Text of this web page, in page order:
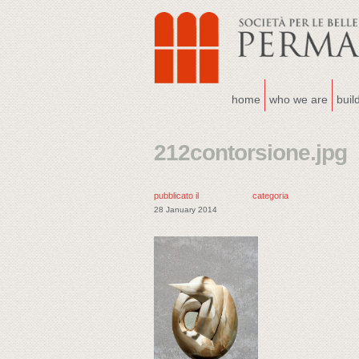
home who we are
212contorsione.jpg
pubblicato il
28 January 2014
categoria